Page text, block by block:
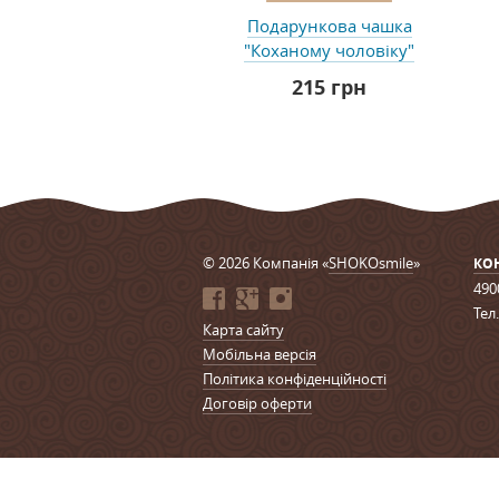
Подарункова чашка
"Коханому чоловіку"
215 грн
© 2026 Компанія «SHOKOsmile»
Карта сайту
Мобільна версія
Політика конфіденційності
Договір оферти